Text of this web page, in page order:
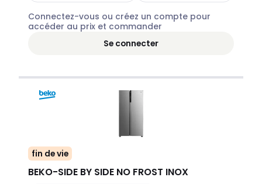
Connectez-vous ou créez un compte pour
accéder au prix et commander
Se connecter
fin de vie
BEKO-SIDE BY SIDE NO FROST INOX